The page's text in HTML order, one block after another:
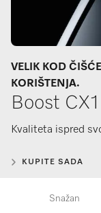
VELIK KOD
KORIŠTENJA.
Boost
Kvaliteta ispred
KUPITE SADA
Snažan